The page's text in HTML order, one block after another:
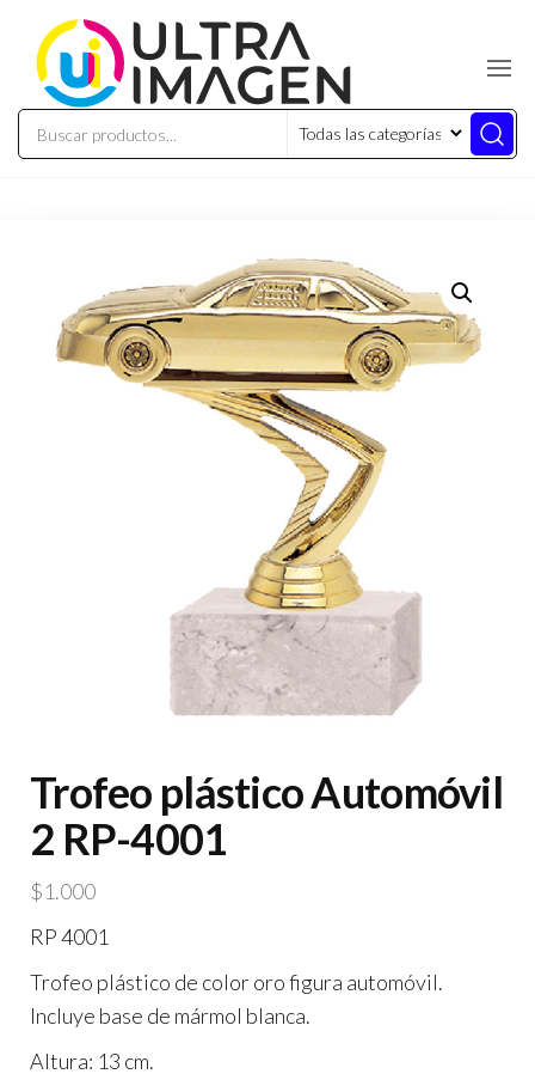
Trofeo plástico Automóvil
2 RP-4001
$1.000
RP 4001
Trofeo plástico de color oro figura automóvil.
Incluye base de mármol blanca.
Altura: 13 cm.